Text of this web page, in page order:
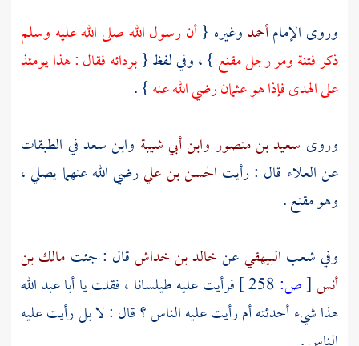
وروى الإمامأحمدوغيره {أن رسول الله صلى الله عليه وسلم
ذكر فتنة ومر رجل مقنع } ، وفي لفظ {بردائه فقال : هذا يومئذ
على الهدى فإذا هوعثمانرضي الله عنه} .
وروى سعيد بن منصور وابن أبي شيبة وابن سعدفي الطبقات
عنالعلاء قال : رأيت الحسن بن عليرضي الله عنهما يصلي ،
وهو مقنع .
وفي شعب البيهقيعنخالد بن خداشقال : جئت مالك بن
أنس[ص: فرأيت عليه طيلسانا ، فقلت ياأبا عبد الله
هذا شيء أحدثته أم رأيت عليه الناس ؟ قال : لا بل رأيت عليه